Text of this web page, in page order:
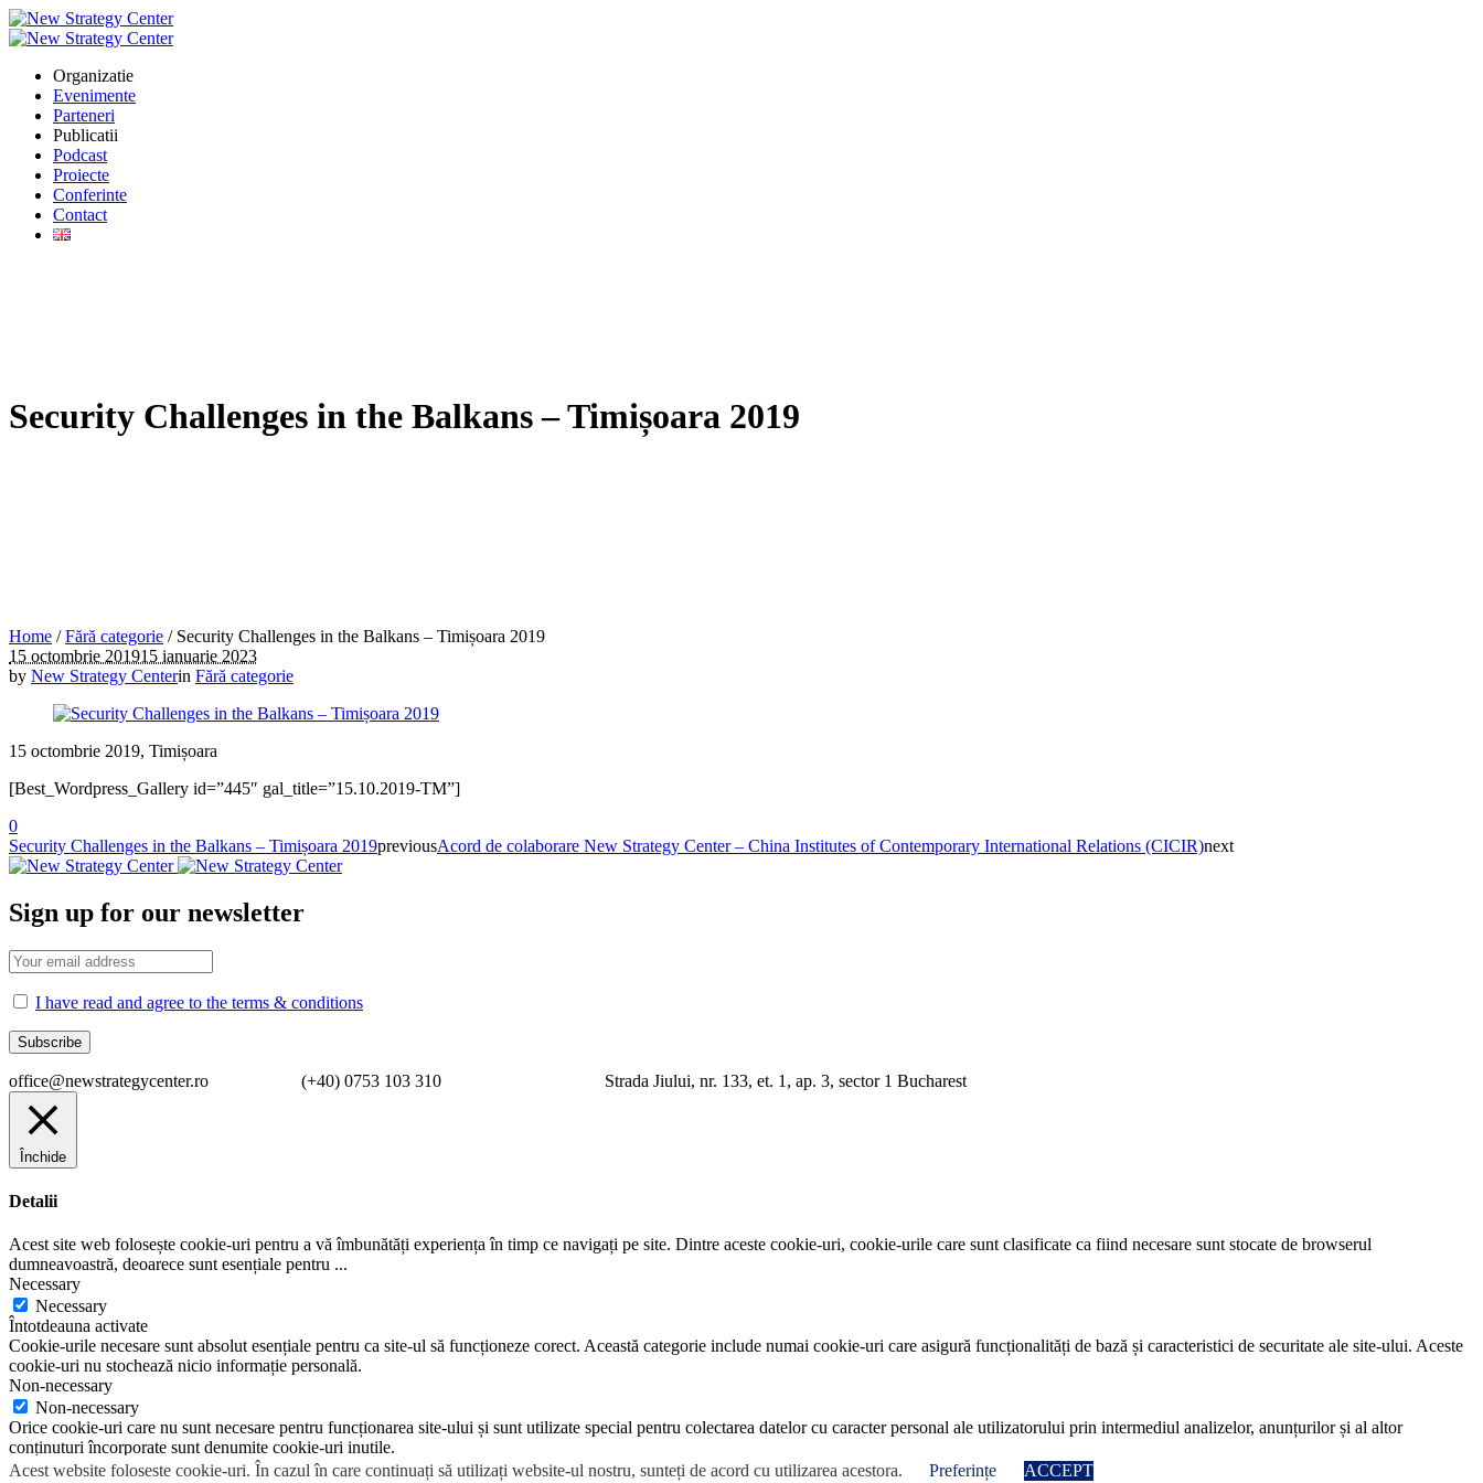
Organizatie
Evenimente
Parteneri
Publicatii
Podcast
Proiecte
Conferinte
Contact
Security Challenges in the Balkans – Timișoara 2019
Home /Fără categorie / Security Challenges in the Balkans – Timișoara 2019
15 octombrie 201915 ianuarie 2023
by New Strategy Centerin Fără categorie
15 octombrie 2019, Timișoara
[Best_Wordpress_Gallery id=”445″ gal_title=”15.10.2019-TM”]
0
Security Challenges in the Balkans – Timișoara 2019previousAcord de colaborare New Strategy Center – China Institutes of Contemporary International Relations (CICIR)next
Sign up for our newsletter
I have read and agree to the terms & conditions
office@newstrategycenter.ro (+40) 0753 103 310 Strada Jiului, nr. 133, et. 1, ap. 3, sector 1 Bucharest
Acest website foloseste cookie-uri. În cazul în care continuați să utilizați website-ul nostru, sunteți de acord cu utilizarea acestora. Preferințe ACCEPT
Închide
Detalii
Acest site web folosește cookie-uri pentru a vă îmbunătăți experiența în timp ce navigați pe site. Dintre aceste cookie-uri, cookie-urile care sunt clasificate ca fiind necesare sunt stocate de browserul
dumneavoastră, deoarece sunt esențiale pentru ...
Necessary
Necessary
Întotdeauna activate
Cookie-urile necesare sunt absolut esențiale pentru ca site-ul să funcționeze corect. Această categorie include numai cookie-uri care asigură funcționalități de bază și caracteristici de securitate ale site-ului. Aceste
cookie-uri nu stochează nicio informație personală.
Non-necessary
Non-necessary
Orice cookie-uri care nu sunt necesare pentru funcționarea site-ului și sunt utilizate special pentru colectarea datelor cu caracter personal ale utilizatorului prin intermediul analizelor, anunțurilor și al altor
conținuturi încorporate sunt denumite cookie-uri inutile.
SALVEAZĂ ȘI ACCEPTĂ